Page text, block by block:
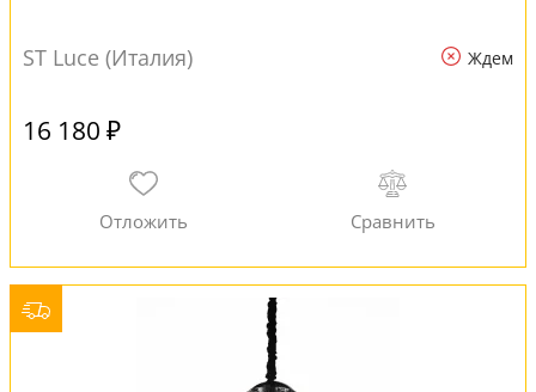
ST Luce (Италия) Ждем
16 180 ₽